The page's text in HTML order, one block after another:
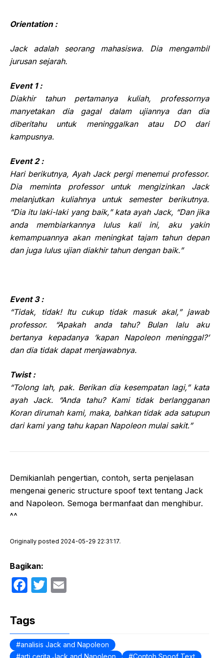
Orientation :
Jack adalah seorang mahasiswa. Dia mengambil
jurusan sejarah.
Event 1 :
Diakhir tahun pertamanya kuliah, professornya
manyetakan dia gagal dalam ujiannya dan dia
diberitahu untuk meninggalkan atau DO dari
kampusnya.
Event 2 :
Hari berikutnya, Ayah Jack pergi menemui professor.
Dia meminta professor untuk mengizinkan Jack
melanjutkan kuliahnya untuk semester berikutnya.
“Dia itu laki-laki yang baik,” kata ayah Jack, “Dan jika
anda membiarkannya lulus kali ini, aku yakin
kemampuannya akan meningkat tajam tahun depan
dan juga lulus ujian diakhir tahun dengan baik.”
Event 3 :
“Tidak, tidak! Itu cukup tidak masuk akal,” jawab
professor. “Apakah anda tahu? Bulan lalu aku
bertanya kepadanya ‘kapan Napoleon meninggal?’
dan dia tidak dapat menjawabnya.
Twist :
“Tolong lah, pak. Berikan dia kesempatan lagi,” kata
ayah Jack. “Anda tahu? Kami tidak berlangganan
Koran dirumah kami, maka, bahkan tidak ada satupun
dari kami yang tahu kapan Napoleon mulai sakit.”
Demikianlah pengertian, contoh, serta penjelasan
mengenai generic structure spoof text tentang Jack
and Napoleon. Semoga bermanfaat dan menghibur.
^^
Originally posted 2024-05-29 22:31:17.
Bagikan:
F
c
e
b
T
er
Tags
analisis Jack and Napoleon
arti cerita Jack and Napoleon
Contoh Spoof Text